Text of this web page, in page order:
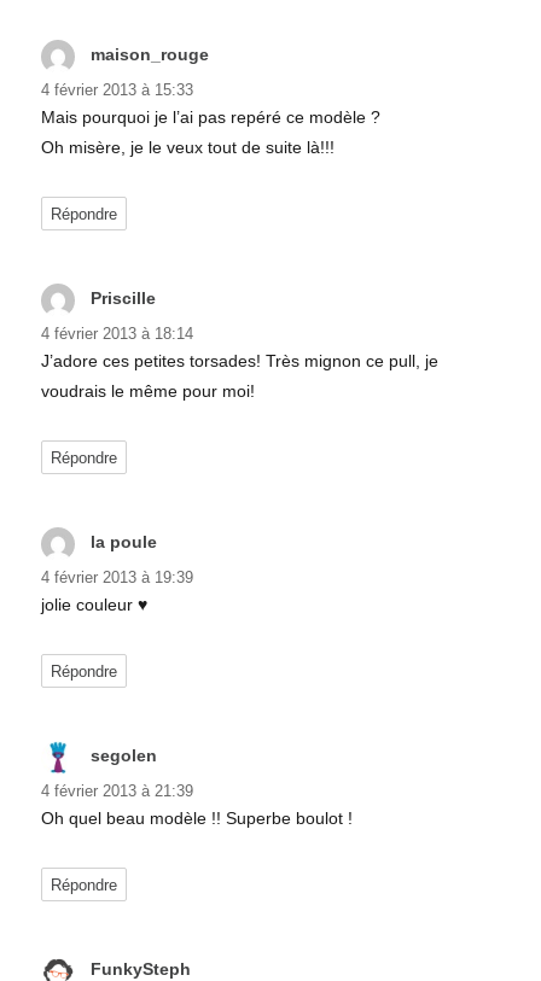
maison_rouge
4 février 2013 à 15:33
Mais pourquoi je l’ai pas repéré ce modèle ?
Oh misère, je le veux tout de suite là!!!
Répondre
Priscille
4 février 2013 à 18:14
J’adore ces petites torsades! Très mignon ce pull, je
voudrais le même pour moi!
Répondre
la poule
4 février 2013 à 19:39
jolie couleur ♥
Répondre
segolen
4 février 2013 à 21:39
Oh quel beau modèle !! Superbe boulot !
Répondre
FunkySteph